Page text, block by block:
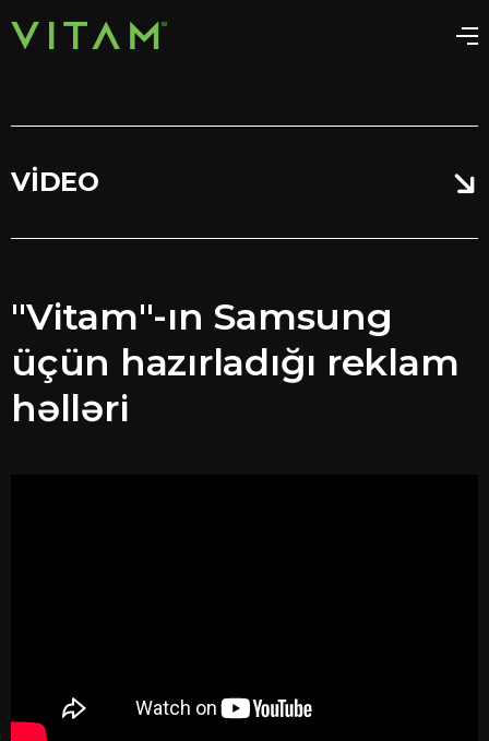
VIDEO
"Vitam"-ın Samsung
üçün hazırladığı reklam
həlləri